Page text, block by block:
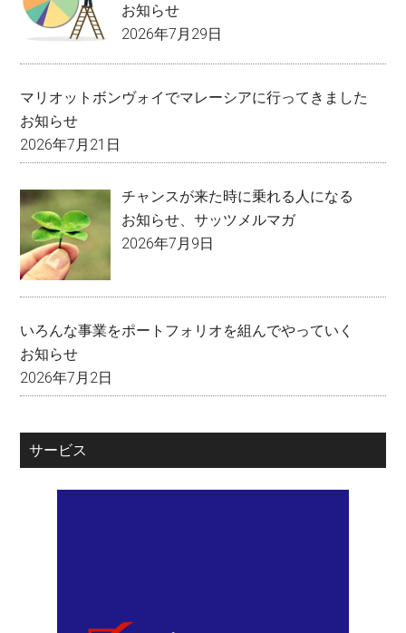
お知らせ
2026年7月29日
マリオットボンヴォイでマレーシアに行ってきました
お知らせ
2026年7月21日
チャンスが来た時に乗れる人になる
お知らせ 、サッツメルマガ
2026年7月9日
いろんな事業をポートフォリオを組んでやっていく
お知らせ
2026年7月2日
サービス